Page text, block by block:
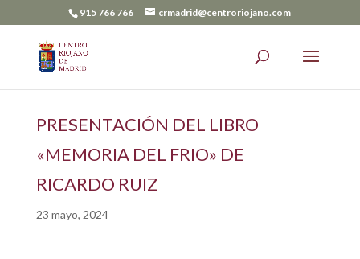
915 766 766 crmadrid@centroriojano.com
PRESENTACIÓN DEL LIBRO
«MEMORIA DEL FRIO» DE
RICARDO RUIZ
23 mayo, 2024